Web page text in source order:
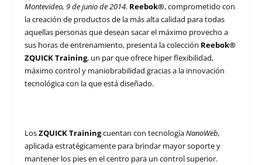
Montevideo, 9 de junio de 2014. Reebok®, comprometido con
la creación de productos de la más alta calidad para todas
aquellas personas que desean sacar el máximo provecho a
sus horas de entrenamiento, presenta la colección Reebok®
ZQUICK Training, un par que ofrece hiper flexibilidad,
máximo control y maniobrabilidad gracias a la innovación
tecnológica con la que está diseñado.
LosZQUICKTrainingcuentan con tecnologíaNanoWeb,
aplicada estratégicamente para brindar mayor soporte y
mantener los pies en el centro para un control superior.